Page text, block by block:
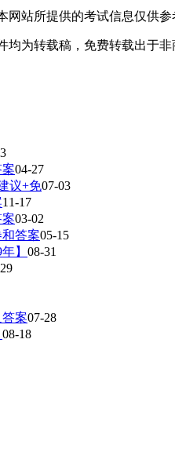
站所提供的考试信息仅供
均为转载稿，免费转载出
04-27
议+免07-03
11-17
03-02
答案05-15
】 08-31
案07-28
08-18